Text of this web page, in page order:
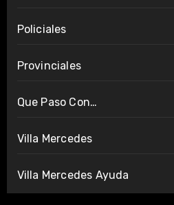
Policiales
Provinciales
Que Paso Con…
Villa Mercedes
Villa Mercedes Ayuda